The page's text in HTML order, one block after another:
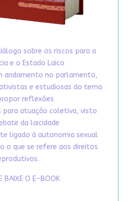
sobre os riscos para a
e o Estado Laico
andamento no parlamento,
ativistas e estudiosas do tema
reflexões
para atuação coletiva, visto
da laicidade
ligado à autonomia sexual
o que se refere aos direitos
BAIXE O E-BOOK